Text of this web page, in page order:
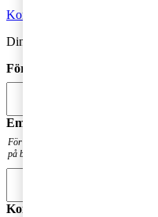
Kontakta oss
Din kommentar publiceras i
Förnamn
Email
För att få en notis när din fråga har
på bloggen.
Kommentar